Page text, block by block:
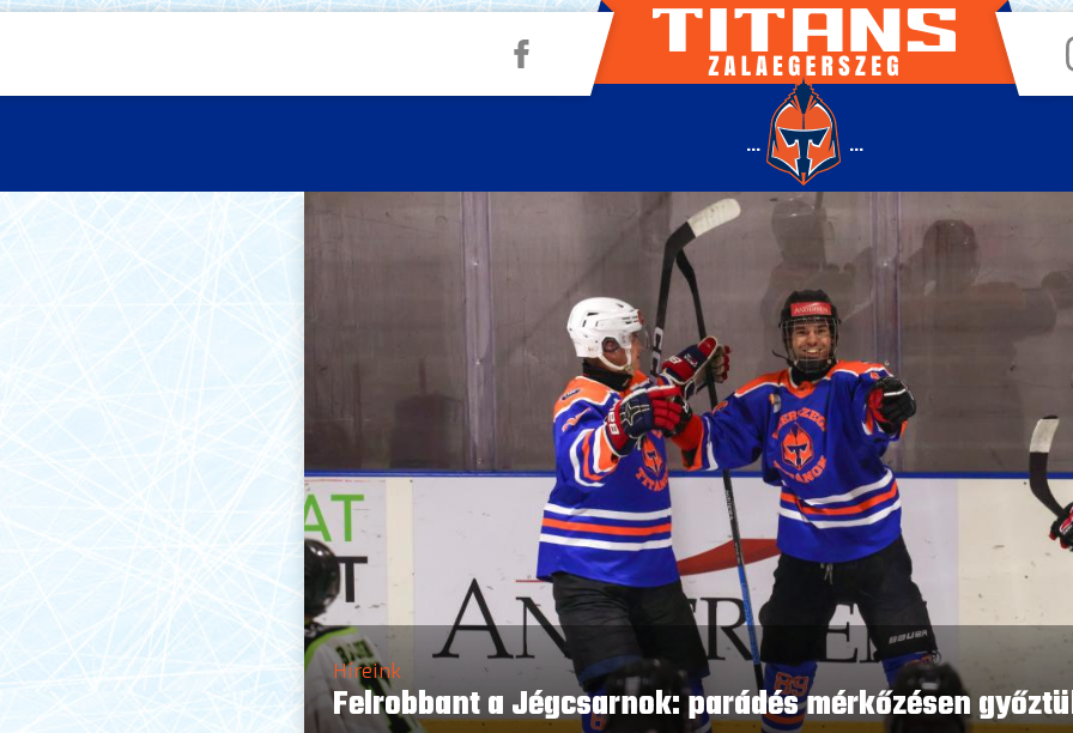
... ...
Híreink
Felrobbant a Jégcsarnok: parádés mérkőzésen